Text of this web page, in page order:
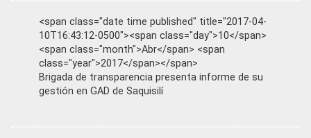
<span class="date time published" title="2017-04-
10T16:43:12-0500"><span class="day">10</span>
<span class="month">Abr</span> <span
class="year">2017</span></span>
Brigada de transparencia presenta informe de su
gestión en GAD de Saquisilí